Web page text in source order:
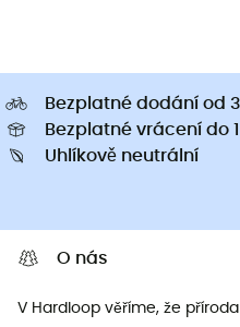
Bezplatné dodání od
Bezplatné vrácení do
Uhlíkově neutrální
O nás
V Hardloop věříme, že